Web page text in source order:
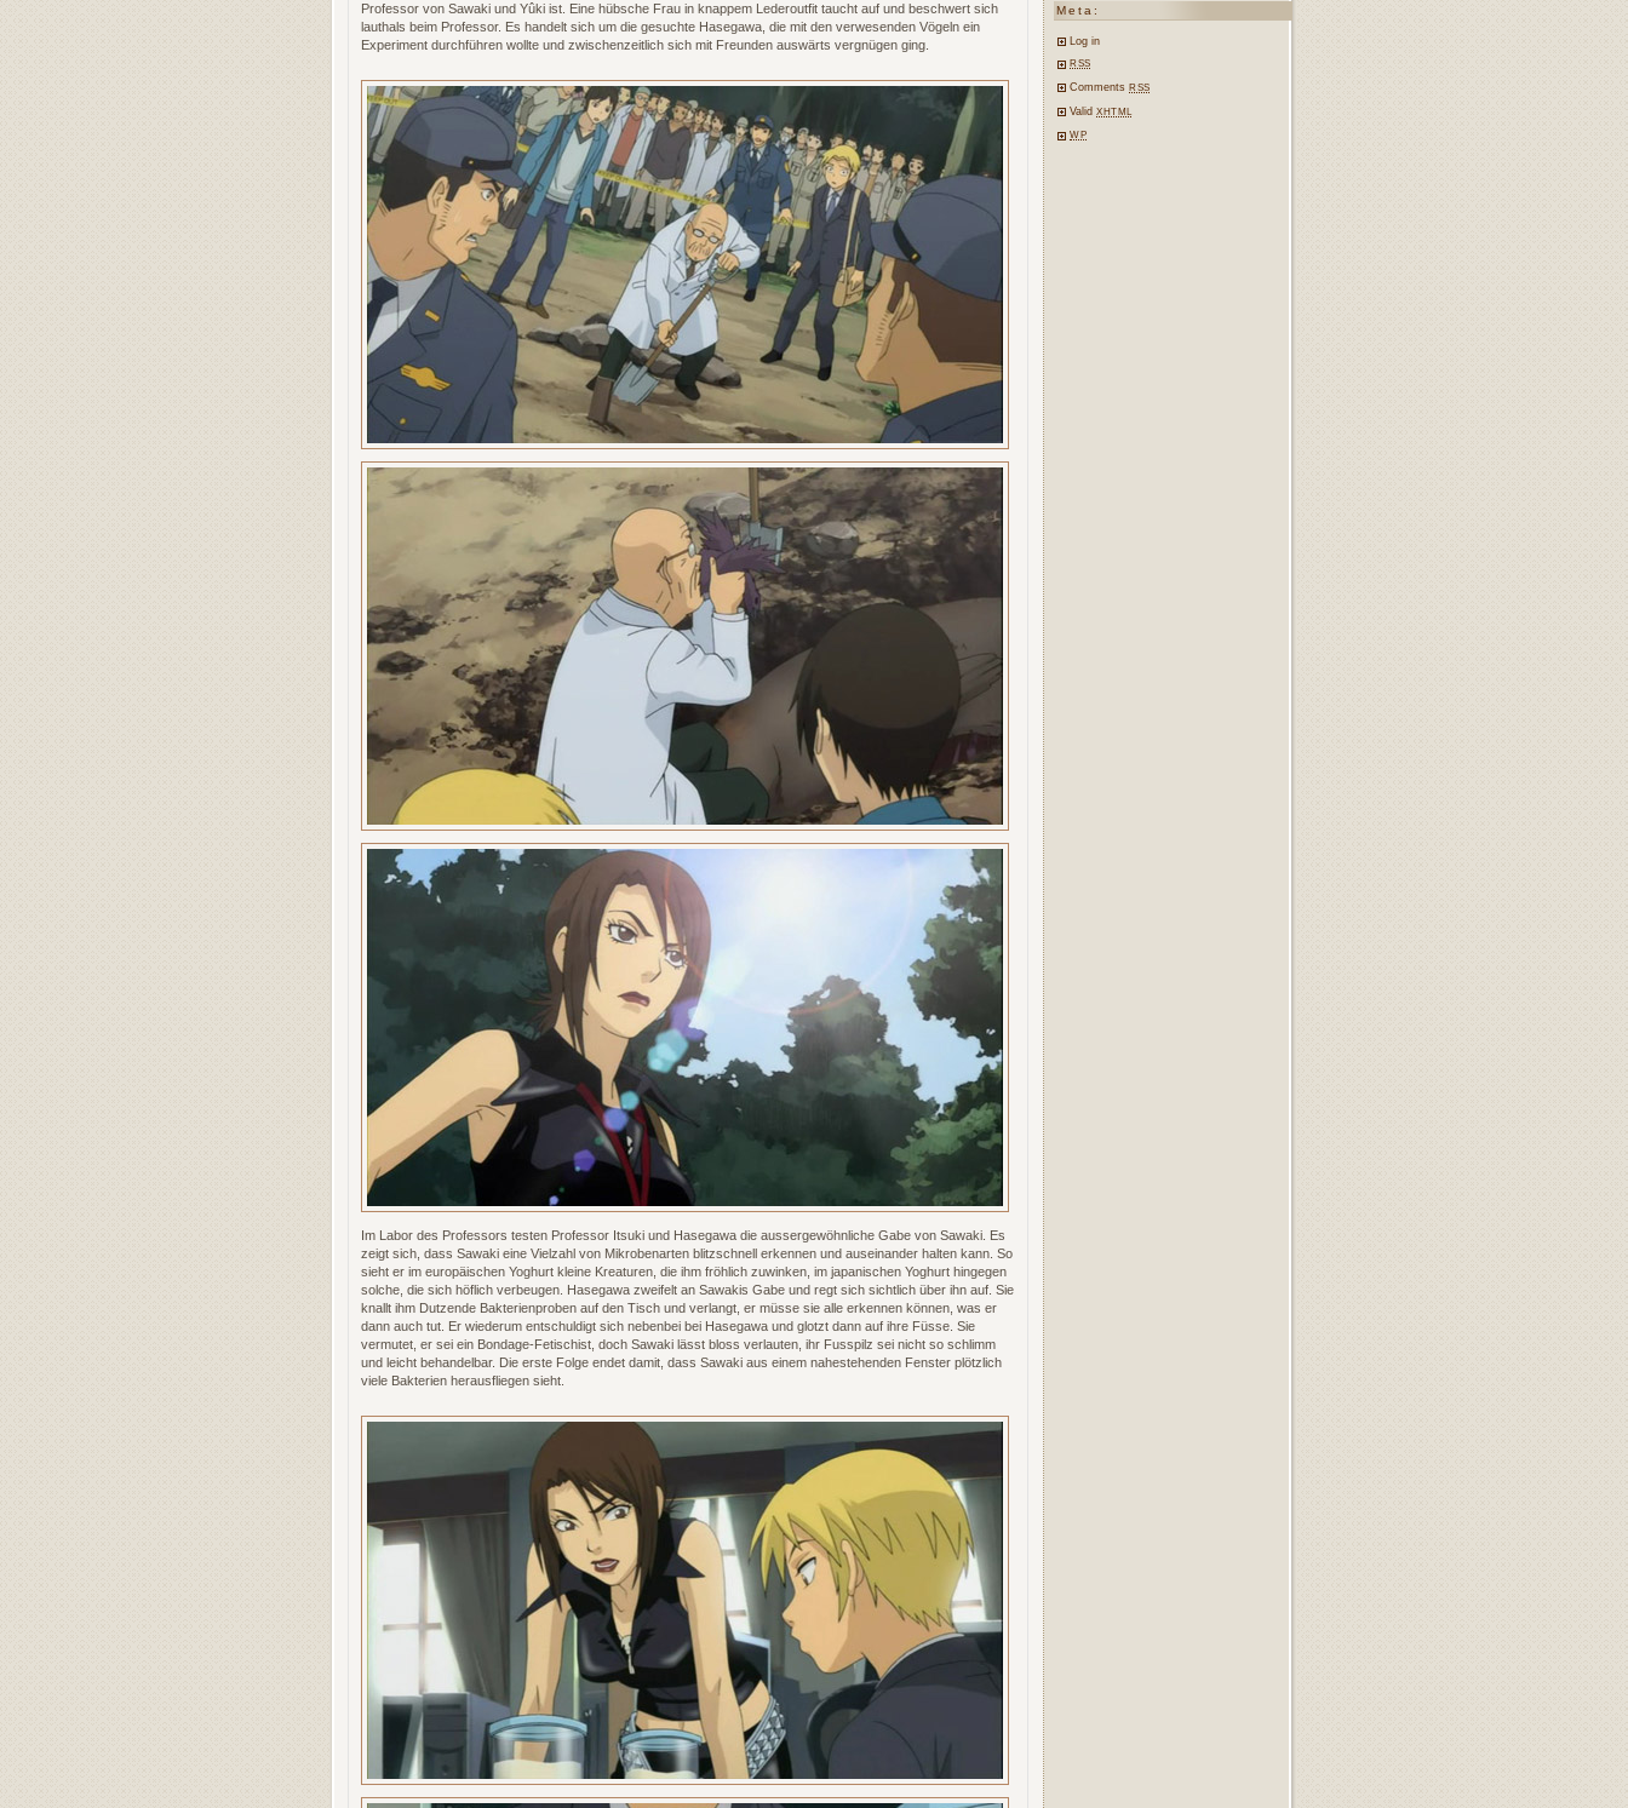
Professor von Sawaki und Yûki ist. Eine hübsche Frau in knappem Lederoutfit taucht auf und beschwert sich
lauthals beim Professor. Es handelt sich um die gesuchte Hasegawa, die mit den verwesenden Vögeln ein
Experiment durchführen wollte und zwischenzeitlich sich mit Freunden auswärts vergnügen ging.
Im Labor des Professors testen Professor Itsuki und Hasegawa die aussergewöhnliche Gabe von Sawaki. Es
zeigt sich, dass Sawaki eine Vielzahl von Mikrobenarten blitzschnell erkennen und auseinander halten kann. So
sieht er im europäischen Yoghurt kleine Kreaturen, die ihm fröhlich zuwinken, im japanischen Yoghurt hingegen
solche, die sich höflich verbeugen. Hasegawa zweifelt an Sawakis Gabe und regt sich sichtlich über ihn auf. Sie
knallt ihm Dutzende Bakterienproben auf den Tisch und verlangt, er müsse sie alle erkennen können, was er
dann auch tut. Er wiederum entschuldigt sich nebenbei bei Hasegawa und glotzt dann auf ihre Füsse. Sie
vermutet, er sei ein Bondage-Fetischist, doch Sawaki lässt bloss verlauten, ihr Fusspilz sei nicht so schlimm
und leicht behandelbar. Die erste Folge endet damit, dass Sawaki aus einem nahestehenden Fenster plötzlich
viele Bakterien herausfliegen sieht.
Meta:
Log in
RSS
Comments RSS
Valid XHTML
WP